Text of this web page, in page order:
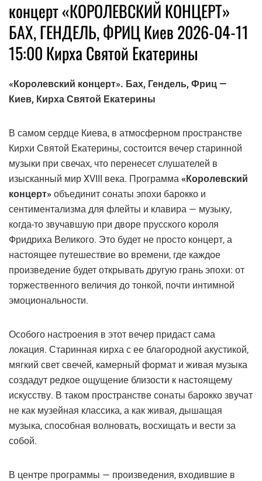
концерт «КОРОЛЕВСКИЙ КОНЦЕРТ»
БАХ, ГЕНДЕЛЬ, ФРИЦ Киев 2026-04-11
15:00 Кирха Святой Екатерины
«Королевский концерт». Бах, Гендель, Фриц —
Киев, Кирха Святой Екатерины
В самом сердце Киева, в атмосферном пространстве
Кирхи Святой Екатерины, состоится вечер старинной
музыки при свечах, что перенесет слушателей в
изысканный мир XVIII века. Программа «Королевский
концерт» объединит сонаты эпохи барокко и
сентиментализма для флейты и клавира — музыку,
когда-то звучавшую при дворе прусского короля
Фридриха Великого. Это будет не просто концерт, а
настоящее путешествие во времени, где каждое
произведение будет открывать другую грань эпохи: от
торжественного величия до тонкой, почти интимной
эмоциональности.
Особого настроения в этот вечер придаст сама
локация. Старинная кирха с ее благородной акустикой,
мягкий свет свечей, камерный формат и живая музыка
создадут редкое ощущение близости к настоящему
искусству. В таком пространстве сонаты барокко звучат
не как музейная классика, а как живая, дышащая
музыка, способная волновать, восхищать и вести за
собой.
В центре программы — произведения, входившие в